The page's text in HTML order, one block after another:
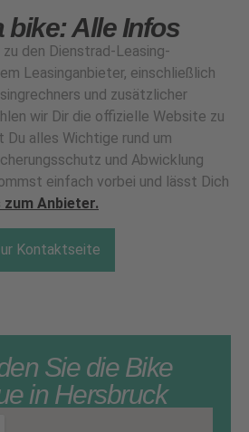
bike: Alle Infos
den Dienstrad-Leasing-
Leasinganbieter, einschließlich
und zusätzlicher
wir Dir die offizielle Website zu
Du alles Wichtige rund um
und Abwicklung
einfach vorbei und lässt Dich
zum Anbieter.
Kontaktseite
Sie die Bike
in Hersbruck